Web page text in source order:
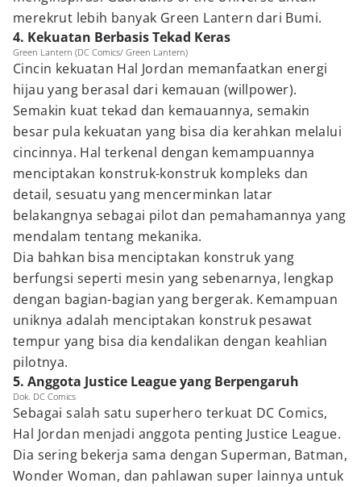
merekrut lebih banyak Green Lantern dari Bumi.
4. Kekuatan Berbasis Tekad Keras
Green Lantern (DC Comics/ Green Lantern)
Cincin kekuatan Hal Jordan memanfaatkan energi
hijau yang berasal dari kemauan (willpower).
Semakin kuat tekad dan kemauannya, semakin
besar pula kekuatan yang bisa dia kerahkan melalui
cincinnya. Hal terkenal dengan kemampuannya
menciptakan konstruk-konstruk kompleks dan
detail, sesuatu yang mencerminkan latar
belakangnya sebagai pilot dan pemahamannya yang
mendalam tentang mekanika.
Dia bahkan bisa menciptakan konstruk yang
berfungsi seperti mesin yang sebenarnya, lengkap
dengan bagian-bagian yang bergerak. Kemampuan
uniknya adalah menciptakan konstruk pesawat
tempur yang bisa dia kendalikan dengan keahlian
pilotnya.
5. Anggota Justice League yang Berpengaruh
Dok. DC Comics
Sebagai salah satu superhero terkuat DC Comics,
Hal Jordan menjadi anggota penting Justice League.
Dia sering bekerja sama dengan Superman, Batman,
Wonder Woman, dan pahlawan super lainnya untuk